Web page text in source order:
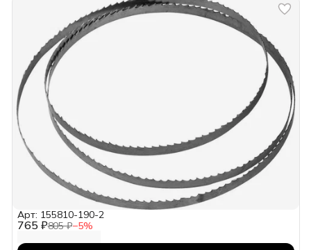
765 ₽805 ₽−5%
Арт: 155810-190-2